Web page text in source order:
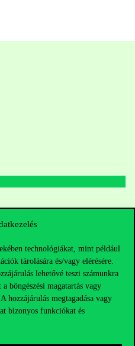
technológiákat, mint például
tárolására és/vagy elérésére.
lehetővé teszi számunkra
böngészési magatartás vagy
hozzájárulás megtagadása vagy
bizonyos funkciókat és